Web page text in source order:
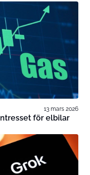
13 mars 2026
för elbilar